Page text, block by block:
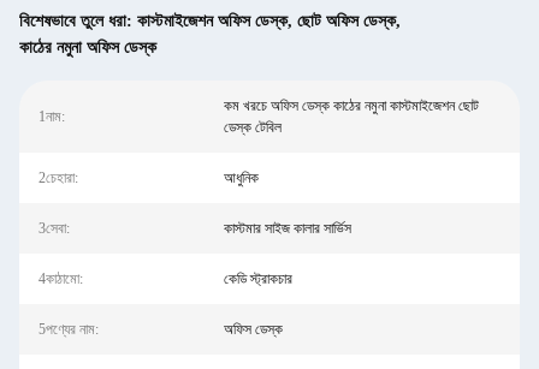
বিশেষভাবে তুলে ধরা: কাস্টমাইজেশন অফিস ডেস্ক, ছোট অফিস ডেস্ক,
কাঠের নমুনা অফিস ডেস্ক
1নাম:
কম খরচে অফিস ডেস্ক কাঠের নমুনা কাস্টমাইজেশন ছোট
ডেস্ক টেবিল
2চেহারা: আধুনিক
3সেবা: কাস্টমার সাইজ কালার সার্ভিস
4কাঠামো: কেডি স্ট্রাকচার
5পণ্যের নাম: অফিস ডেস্ক